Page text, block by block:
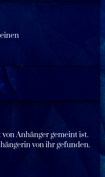
Anhänger gemeint ist.
von ihr gefunden.